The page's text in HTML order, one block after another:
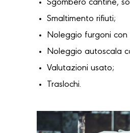
Sgombero cantine,
Smaltimento rifiuti;
Noleggio furgoni con
Noleggio autoscala
Valutazioni usato;
Traslochi.